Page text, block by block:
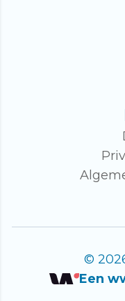
©
Een